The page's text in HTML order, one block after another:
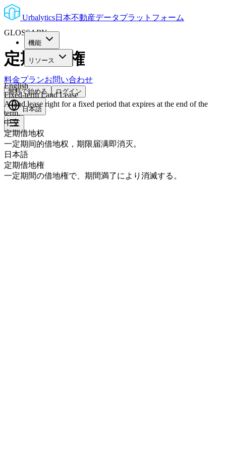
Urbalytics日本不動産データプラットフォーム
機能
リソース
料金プランお問い合わせ
無料で始める ログイン
日本語
GLOSSARY
定期借地権
English
Fixed-term Land Lease
A land lease right for a fixed period that expires at the end of the
term.
中文
定期借地权
一定期间的借地权，期限届满即消灭。
日本語
定期借地権
一定期間の借地権で、期間満了により消滅する。